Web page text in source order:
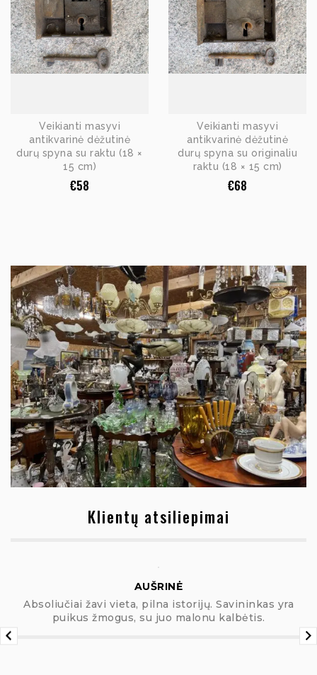
Veikianti masyvi
antikvarinė dėžutinė
durų spyna su raktu (18 ×
15 cm)
€58
Veikianti masyvi
antikvarinė dėžutinė
durų spyna su originaliu
raktu (18 × 15 cm)
€68
Klientų atsiliepimai
Absoliučiai žavi vieta, pilna istorijų. Savininkas yra
puikus žmogus, su juo malonu kalbėtis.
AUŠRINĖ